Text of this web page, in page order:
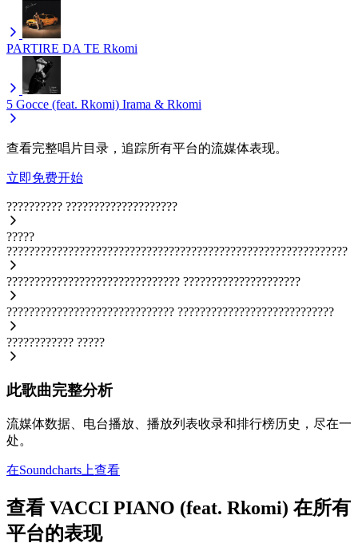
PARTIRE DA TE Rkomi
5 Gocce (feat. Rkomi) Irama & Rkomi
查看完整唱片目录，追踪所有平台的流媒体表现。
立即免费开始
?????????? ????????????????????
?????
?????????????????????????????????????????????????????????????
??????????????????????????????? ?????????????????????
?????????????????????????????? ????????????????????????????
???????????? ?????
此歌曲完整分析
流媒体数据、电台播放、播放列表收录和排行榜历史，尽在一
处。
在Soundcharts上查看
查看 VACCI PIANO (feat. Rkomi) 在所有
平台的表现